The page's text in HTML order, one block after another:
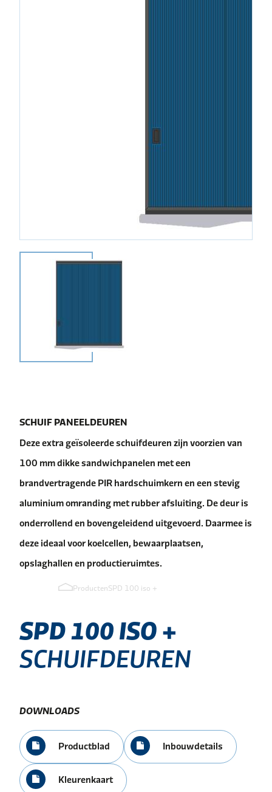
SCHUIF PANEELDEUREN
Deze extra geïsoleerde schuifdeuren zijn voorzien van
100 mm dikke sandwichpanelen met een
brandvertragende PIR hardschuimkern en een stevig
aluminium omranding met rubber afsluiting. De deur is
onderrollend en bovengeleidend uitgevoerd. Daarmee is
deze ideaal voor koelcellen, bewaarplaatsen,
opslaghallen en productieruimtes.
ProductenSPD 100 iso +
SPD100ISO+
SCHUIFDEUREN
DOWNLOADS
Productblad Inbouwdetails
Kleurenkaart